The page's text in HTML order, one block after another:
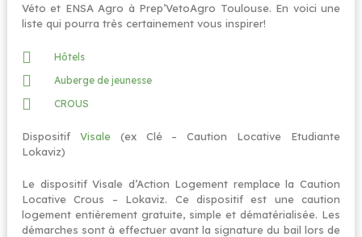
Véto et ENSA Agro à Prep’VetoAgro Toulouse. En voici une
liste qui pourra très certainement vous inspirer!
Hôtels
Auberge de jeunesse
CROUS
Dispositif Visale(ex Clé – Caution Locative Etudiante
Lokaviz)
Le dispositif Visale d’Action Logement remplace la Caution
Locative Crous – Lokaviz. Ce dispositif est une caution
logement entièrement gratuite, simple et dématérialisée. Les
démarches sont à effectuer avant la signature du bail lors de